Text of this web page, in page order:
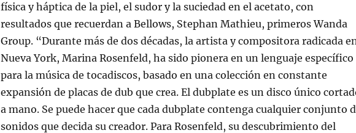
física y háptica de la piel, el sudor y la suciedad en el acetato, con
resultados que recuerdan a Bellows, Stephan Mathieu, primeros Wanda
Group. “Durante más de dos décadas, la artista y compositora radicada
Nueva York, Marina Rosenfeld, ha sido pionera en un lenguaje específico
para la música de tocadiscos, basado en una colección en constante
expansión de placas de dub que crea. El dubplate es un disco único
a mano. Se puede hacer que cada dubplate contenga cualquier conjunto
sonidos que decida su creador. Para Rosenfeld, su descubrimiento del